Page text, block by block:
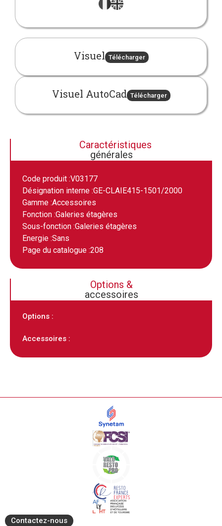
Visuel Télécharger
Visuel AutoCad Télécharger
Caractéristiques
générales
Code produit :V03177
Désignation interne :GE-CLAIE415-1501/2000
Gamme :Accessoires
Fonction :Galeries étagères
Sous-fonction :Galeries étagères
Energie :Sans
Page du catalogue :208
Options &
accessoires
Options :
Accessoires :
Contactez-nous